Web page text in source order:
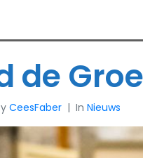
de
CeesFaber In Nieuws